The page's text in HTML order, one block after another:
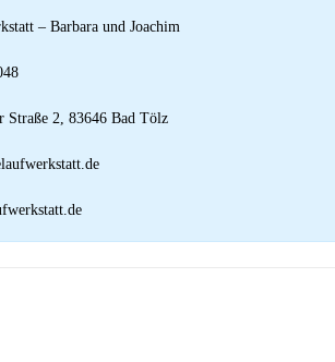
– Barbara und Joachim
Straße 2, 83646 Bad Tölz